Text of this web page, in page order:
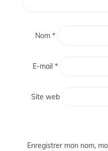
Nom*
E-mail*
Site web
Enregistrer mon nom,